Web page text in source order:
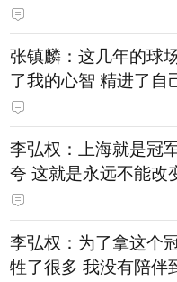
张镇麟：这几年的球
了我的心智 精进了自
李弘权：上海就是冠
夸 这就是永远不能改
李弘权：为了拿这个
牲了很多 我没有陪伴